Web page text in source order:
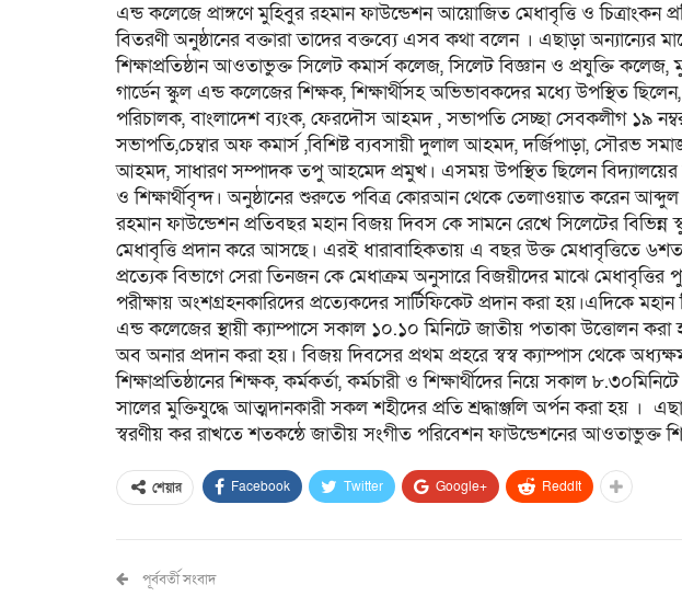
এন্ড কলেজে প্রাঙ্গণে মুহিবুর রহমান ফাউন্ডেশন আয়োজিত মেধাবৃত্তি ও চিত্রাংকন
বিতরণী অনুষ্ঠানের বক্তারা তাদের বক্তব্যে এসব কথা বলেন । এছাড়া অন্যান্যের
শিক্ষাপ্রতিষ্ঠান আওতাভুক্ত সিলেট কমার্স কলেজ, সিলেট বিজ্ঞান ও প্রযুক্তি
গার্ডেন স্কুল এন্ড কলেজের শিক্ষক, শিক্ষার্থীসহ অভিভাবকদের মধ্যে উপস্থিত
পরিচালক, বাংলাদেশ ব্যংক, ফেরদৌস আহমদ , সভাপতি সেচ্ছা সেবকলীগ ১৯
সভাপতি,চেম্বার অফ কমার্স ,বিশিষ্ট ব্যবসায়ী দুলাল আহমদ, দর্জিপাড়া, সৌরভ
আহমদ, সাধারণ সম্পাদক তপু আহমেদ প্রমুখ। এসময় উপস্থিত ছিলেন বিদ্যালয়ের
ও শিক্ষার্থীবৃন্দ। অনুষ্ঠানের শুরুতে পবিত্র কোরআন থেকে তেলাওয়াত করেন আব্দুল
রহমান ফাউন্ডেশন প্রতিবছর মহান বিজয় দিবস কে সামনে রেখে সিলেটের বিভিন্ন
মেধাবৃত্তি প্রদান করে আসছে। এরই ধারাবাহিকতায় এ বছর উক্ত মেধাবৃত্তিতে
প্রত্যেক বিভাগে সেরা তিনজন কে মেধাক্রম অনুসারে বিজয়ীদের মাঝে মেধাবৃত্তির
পরীক্ষায় অংশগ্রহনকারিদের প্রত্যেকদের সার্টিফিকেট প্রদান করা হয়।এদিকে
এন্ড কলেজের স্থায়ী ক্যাম্পাসে সকাল ১০.১০ মিনিটে জাতীয় পতাকা উত্তোলন
অব অনার প্রদান করা হয়। বিজয় দিবসের প্রথম প্রহরে স্বস্ব ক্যাম্পাস থেকে
শিক্ষাপ্রতিষ্ঠানের শিক্ষক, কর্মকর্তা, কর্মচারী ও শিক্ষার্থীদের নিয়ে সকাল
সালের মুক্তিযুদ্ধে আত্মদানকারী সকল শহীদের প্রতি শ্রদ্ধাঞ্জলি অর্পন করা হয় ।
স্বরণীয় কর রাখতে শতকন্ঠে জাতীয় সংগীত পরিবেশন ফাউন্ডেশনের আওতাভুক্ত
শেয়ার Facebook Twitter Google+ ReddIt
পূর্ববর্তী সংবাদ